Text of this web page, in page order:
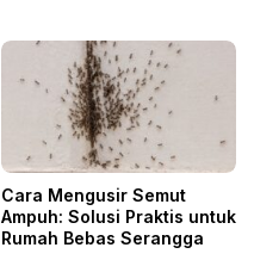
Cara Mengusir Semut
Ampuh: Solusi Praktis untuk
Rumah Bebas Serangga